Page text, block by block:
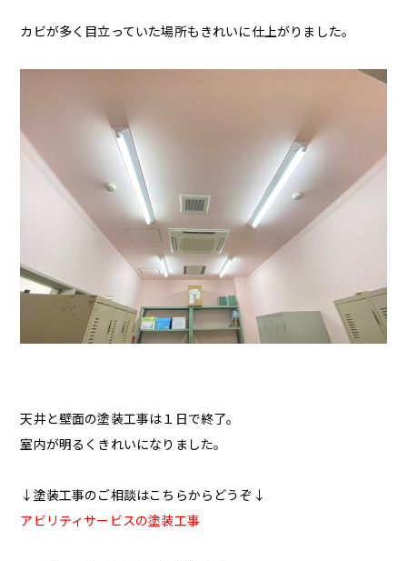
カビが多く目立っていた場所もきれいに仕上がりました。
天井と壁面の塗装工事は１日で終了。
室内が明るくきれいになりました。
↓塗装工事のご相談はこちらからどうぞ↓
アビリティサービスの塗装工事